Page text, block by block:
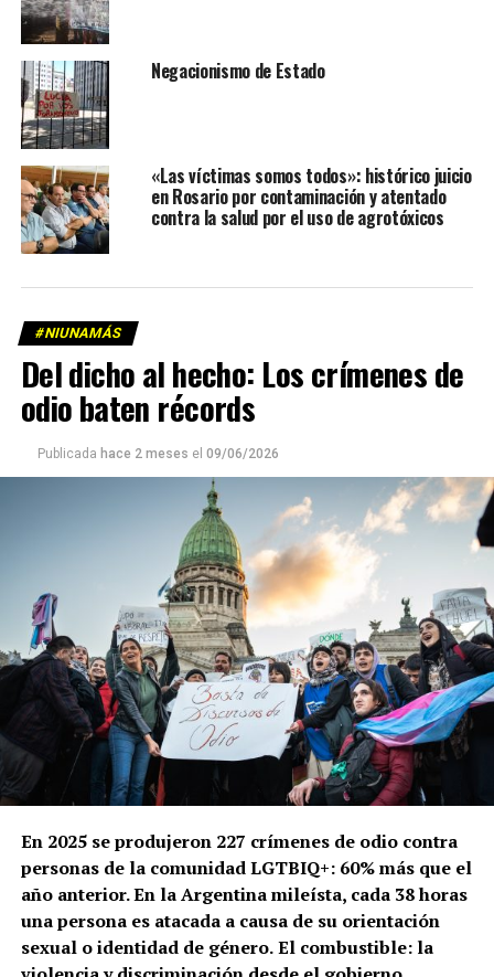
Negacionismo de Estado
«Las víctimas somos todos»: histórico juicio
en Rosario por contaminación y atentado
contra la salud por el uso de agrotóxicos
#NIUNAMÁS
Del dicho al hecho: Los crímenes de
odio baten récords
Publicada hace 2 meses el 09/06/2026
En 2025 se produjeron 227 crímenes de odio contra
personas de la comunidad LGTBIQ+: 60% más que el
año anterior. En la Argentina mileísta, cada 38 horas
una persona es atacada a causa de su orientación
sexual o identidad de género.El combustible: la